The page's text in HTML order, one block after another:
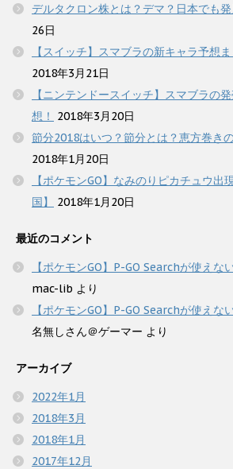
デルタクロン株とは？デマ？日本でも
26日
【スイッチ】スマブラの新キャラ予想
2018年3月21日
【ニンテンドースイッチ】スマブラの
想！
2018年3月20日
節分2018はいつ？節分とは？恵方巻き
2018年1月20日
【ポケモンGO】なみのりピカチュウ出
国】
2018年1月20日
最近のコメント
【ポケモンGO】P-GO Searchが使えな
mac-lib より
【ポケモンGO】P-GO Searchが使えな
名無しさん＠ゲーマー より
アーカイブ
2022年1月
2018年3月
2018年1月
2017年12月